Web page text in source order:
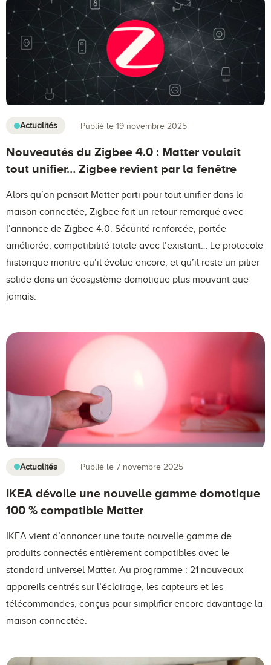
Actualités Publié le 19 novembre 2025
Nouveautés du Zigbee 4.0 : Matter voulait
tout unifier… Zigbee revient par la fenêtre
Alors qu’on pensait Matter parti pour tout unifier dans la
maison connectée, Zigbee fait un retour remarqué avec
l’annonce de Zigbee 4.0. Sécurité renforcée, portée
améliorée, compatibilité totale avec l’existant… Le protocole
historique montre qu’il évolue encore, et qu’il reste un pilier
solide dans un écosystème domotique plus mouvant que
jamais.
Actualités Publié le 7 novembre 2025
IKEA dévoile une nouvelle gamme domotique
100 % compatible Matter
IKEA vient d’annoncer une toute nouvelle gamme de
produits connectés entièrement compatibles avec le
standard universel Matter. Au programme : 21 nouveaux
appareils centrés sur l’éclairage, les capteurs et les
télécommandes, conçus pour simplifier encore davantage la
maison connectée.